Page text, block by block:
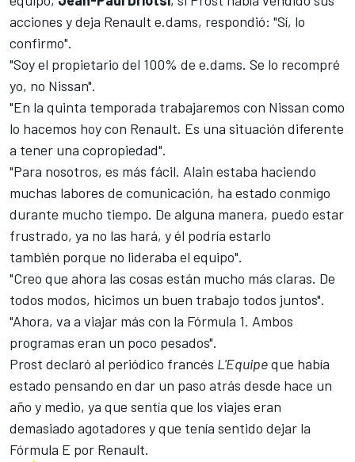
acciones y deja Renault e.dams, respondió: "Sí, lo
confirmo".
"Soy el propietario del 100% de e.dams. Se lo recompré
yo, no Nissan".
"En la quinta temporada trabajaremos con Nissan como
lo hacemos hoy con Renault. Es una situación diferente
a tener una copropiedad".
"Para nosotros, es más fácil. Alain estaba haciendo
muchas labores de comunicación, ha estado conmigo
durante mucho tiempo. De alguna manera, puedo estar
frustrado, ya no las hará, y él podría estarlo
también porque no lideraba el equipo".
"Creo que ahora las cosas están mucho más claras. De
todos modos, hicimos un buen trabajo todos juntos".
"Ahora, va a viajar más con la Fórmula 1. Ambos
programas eran un poco pesados".
Prost declaró al periódico francés L'Equipeque había
estado pensando en dar un paso atrás desde hace un
año y medio, ya que sentía que los viajes eran
demasiado agotadores y que tenía sentido dejar la
Fórmula E por Renault.